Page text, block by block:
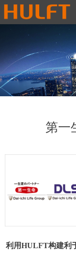
第一
利用HULFT构建利